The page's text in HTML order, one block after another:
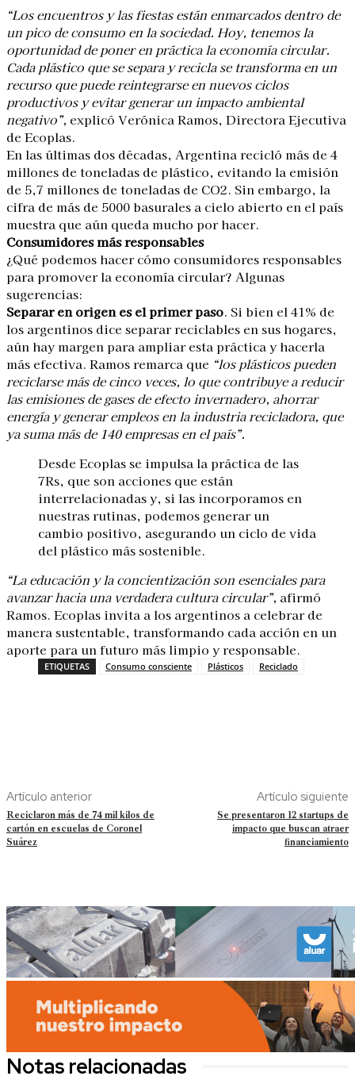
“Los encuentros y las fiestas están enmarcados dentro de
un pico de consumo en la sociedad. Hoy, tenemos la
oportunidad de poner en práctica la economía circular.
Cada plástico que se separa y recicla se transforma en un
recurso que puede reintegrarse en nuevos ciclos
productivos y evitar generar un impacto ambiental
negativo”, explicó Verónica Ramos, Directora Ejecutiva
de Ecoplas.
En las últimas dos décadas, Argentina recicló más de 4
millones de toneladas de plástico, evitando la emisión
de 5,7 millones de toneladas de CO2. Sin embargo, la
cifra de más de 5000 basurales a cielo abierto en el país
muestra que aún queda mucho por hacer.
Consumidores más responsables
¿Qué podemos hacer cómo consumidores responsables
para promover la economía circular? Algunas
sugerencias:
Separar en origen es el primer paso. Si bien el 41% de
los argentinos dice separar reciclables en sus hogares,
aún hay margen para ampliar esta práctica y hacerla
más efectiva. Ramos remarca que “los plásticos pueden
reciclarse más de cinco veces, lo que contribuye a reducir
las emisiones de gases de efecto invernadero, ahorrar
energía y generar empleos en la industria recicladora, que
ya suma más de 140 empresas en el país”.
Desde Ecoplas se impulsa la práctica de las
7Rs, que son acciones que están
interrelacionadas y, si las incorporamos en
nuestras rutinas, podemos generar un
cambio positivo, asegurando un ciclo de vida
del plástico más sostenible.
“La educación y la concientización son esenciales para
avanzar hacia una verdadera cultura circular”, afirmó
Ramos. Ecoplas invita a los argentinos a celebrar de
manera sustentable, transformando cada acción en un
aporte para un futuro más limpio y responsable.
ETIQUETAS Consumo consciente Plásticos Reciclado
Artículo anterior
Reciclaron más de 74 mil kilos de
cartón en escuelas de Coronel
Suárez
Artículo siguiente
Se presentaron 12 startups de
impacto que buscan atraer
financiamiento
Notas relacionadas